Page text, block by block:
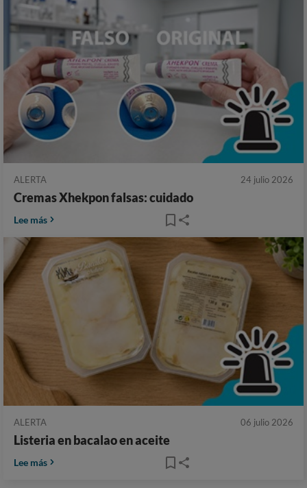
ALERTA 24 julio 2026
Cremas Xhekpon falsas: cuidado
Lee más
ALERTA 06 julio 2026
Listeria en bacalao en aceite
Lee más